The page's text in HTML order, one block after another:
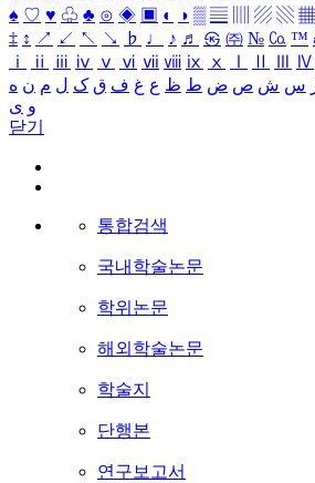
♠ ♡ ♥ ♧ ♣ ⊙ ◈ ▣ ◐ ◑ ▒ ▤ ▨ ▧ ▦
‡ ↕ ↗ ↙ ↖ ↘ ♭ ♩ ♪ ♬ ㉿ ㈜ № ㏇ ™
ⅰ
ⅱ ⅲ ⅳ ⅴ ⅵ ⅶ ⅷ ⅸ ⅹ Ⅳ
س ش ص ض ط ظ ع غ ف ق ک ل م ن ه
و ی
닫기
통합검색
국내학술논문
학위논문
해외학술논문
학술지
단행본
연구보고서